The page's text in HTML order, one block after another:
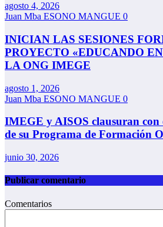
agosto 4, 2026
Juan Mba ESONO MANGUE 0
INICIAN LAS SESIONES
PROYECTO «EDUCANDO
LA ONG IMEGE
agosto 1, 2026
Juan Mba ESONO MANGUE 0
IMEGE y AISOS clausuran con
de su Programa de Formación
junio 30, 2026
Publicar comentario
Comentarios